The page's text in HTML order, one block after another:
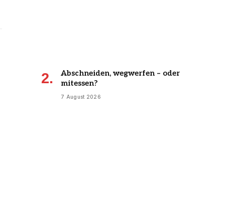
Abschneiden, wegwerfen – oder
mitessen?
7 August 2026